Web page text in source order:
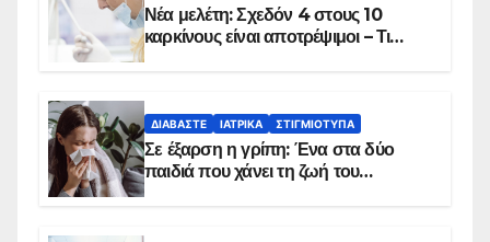
Νέα μελέτη: Σχεδόν 4 στους 10
καρκίνους είναι αποτρέψιμοι – Τι
ΔΙΑΒΆΣΤΕ ΙΑΤΡΙΚΆ ΣΤΙΓΜΙΌΤΥΠΑ
Σε έξαρση η γρίπη: Ένα στα δύο
παιδιά που χάνει τη ζωή του